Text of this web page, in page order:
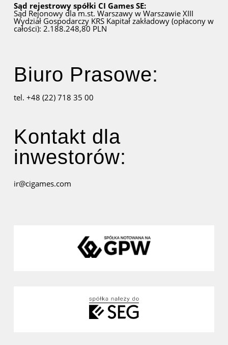
Sąd rejestrowy spółki CI Games SE:
Sąd Rejonowy dla m.st. Warszawy w WarszawieXIII
Wydział Gospodarczy KRSKapitał zakładowy (opłacony w
całości): 2.188.248,80 PLN
Biuro Prasowe:
tel. +48 (22) 718 35 00
Kontakt dla
inwestorów:
ir@cigames.com